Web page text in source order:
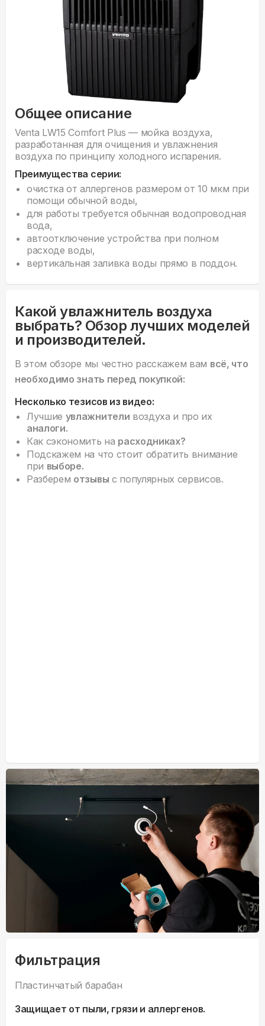
Общее описание
Venta LW15 Comfort Plus — мойка воздуха,
разработанная для очищения и увлажнения
воздуха по принципу холодного испарения.
Преимущества серии:
очистка от аллергенов размером от 10 мкм при
помощи обычной воды,
для работы требуется обычная водопроводная
вода,
автоотключение устройства при полном
расходе воды,
вертикальная заливка воды прямо в поддон.
Какой увлажнитель воздуха
выбрать? Обзор лучших моделей
и производителей.
В этом обзоре мы честно расскажем вам всё, что
необходимо знать перед покупкой:
Несколько тезисов из видео:
Лучшие увлажнители воздуха и про их
аналоги.
Как сэкономить на расходниках?
Подскажем на что стоит обратить внимание
при выборе.
Разберем отзывы с популярных сервисов.
Фильтрация
Пластинчатый барабан
Защищает от пыли, грязи и аллергенов.